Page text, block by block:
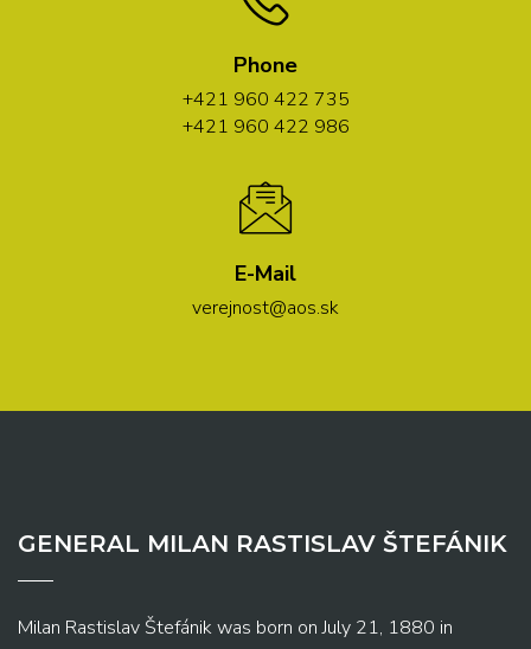
Phone
+421 960 422 735
+421 960 422 986
E-Mail
verejnost@aos.sk
GENERAL MILAN RASTISLAV ŠTEFÁNIK
Milan Rastislav Štefánik was born on July 21, 1880 in